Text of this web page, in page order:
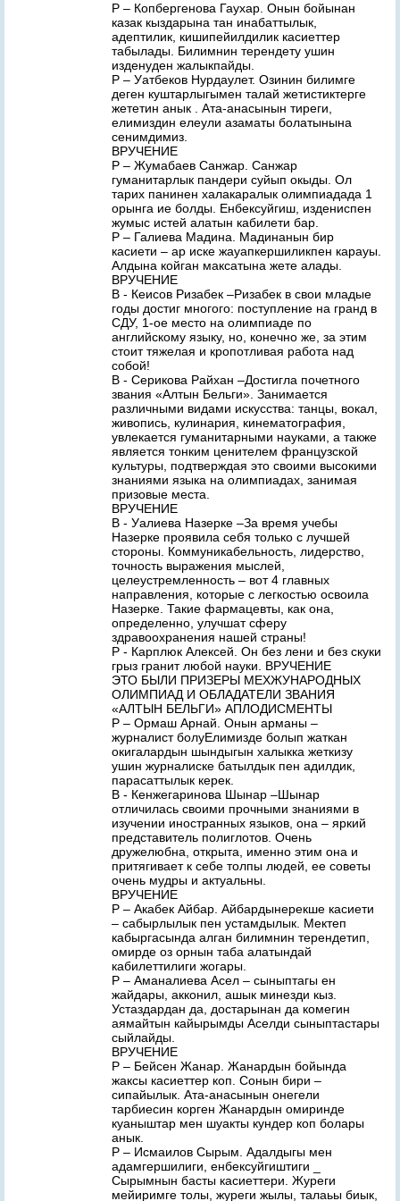
Р – Копбергенова Гаухар. Онын бойынан
казак кыздарына тан инабаттылык,
адептилик, кишипейилдилик касиеттер
табылады. Билимнин терендету ушин
изденуден жалыкпайды.
Р – Уатбеков Нурдаулет. Озинин билимге
деген куштарлыгымен талай жетистиктерге
жететин анык . Ата-анасынын тиреги,
елимиздин елеули азаматы болатынына
сенимдимиз.
ВРУЧЕНИЕ
Р – Жумабаев Санжар. Санжар
гуманитарлык пандери суйып окыды. Ол
тарих панинен халакаралык олимпиадада 1
орынга ие болды. Енбексуйгиш, издениспен
жумыс истей алатын кабилети бар.
Р – Галиева Мадина. Мадинанын бир
касиети – ар иске жауапкершиликпен карауы.
Алдына койган максатына жете алады.
ВРУЧЕНИЕ
В - Кеисов Ризабек –Ризабек в свои младые
годы достиг многого: поступление на гранд в
СДУ, 1-ое место на олимпиаде по
английскому языку, но, конечно же, за этим
стоит тяжелая и кропотливая работа над
собой!
В - Серикова Райхан –Достигла почетного
звания «Алтын Бельги». Занимается
различными видами искусства: танцы, вокал,
живопись, кулинария, кинематография,
увлекается гуманитарными науками, а также
является тонким ценителем французской
культуры, подтверждая это своими высокими
знаниями языка на олимпиадах, занимая
призовые места.
ВРУЧЕНИЕ
В - Уалиева Назерке –За время учебы
Назерке проявила себя только с лучшей
стороны. Коммуникабельность, лидерство,
точность выражения мыслей,
целеустремленность – вот 4 главных
направления, которые с легкостью освоила
Назерке. Такие фармацевты, как она,
определенно, улучшат сферу
здравоохранения нашей страны!
Р - Карплюк Алексей. Он без лени и без скуки
грыз гранит любой науки. ВРУЧЕНИЕ
ЭТО БЫЛИ ПРИЗЕРЫ МЕХЖУНАРОДНЫХ
ОЛИМПИАД И ОБЛАДАТЕЛИ ЗВАНИЯ
«АЛТЫН БЕЛЬГИ» АПЛОДИСМЕНТЫ
Р – Ормаш Арнай. Онын арманы –
журналист болуЕлимизде болып жаткан
окигалардын шындыгын халыкка жеткизу
ушин журналиске батылдык пен адилдик,
парасаттылык керек.
В - Кенжегаринова Шынар –Шынар
отличилась своими прочными знаниями в
изучении иностранных языков, она – яркий
представитель полиглотов. Очень
дружелюбна, открыта, именно этим она и
притягивает к себе толпы людей, ее советы
очень мудры и актуальны.
ВРУЧЕНИЕ
Р – Акабек Айбар. Айбардынерекше касиети
– сабырлылык пен устамдылык. Мектеп
кабыргасында алган билимнин терендетип,
омирде оз орнын таба алатындай
кабилеттилиги жогары.
Р – Аманалиева Асел – сыныптагы ен
жайдары, акконил, ашык минезди кыз.
Устаздардан да, достарынан да комегин
аямайтын кайырымды Аселди сыныптастары
сыйлайды.
ВРУЧЕНИЕ
Р – Бейсен Жанар. Жанардын бойында
жаксы касиеттер коп. Сонын бири –
сипайылык. Ата-анасынын онегели
тарбиесин корген Жанардын омиринде
куаныштар мен шуакты кундер коп болары
анык.
Р – Исмаилов Сырым. Адалдыгы мен
адамгершилиги, енбексуйгиштиги _
Сырымнын басты касиеттери. Журеги
мейиримге толы, журеги жылы, талаьы биык,